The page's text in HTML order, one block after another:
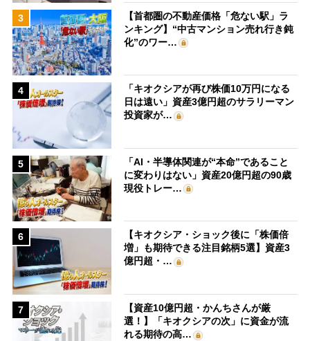
3
【首都圏の不動産価格「危ない駅」ラ
ンキング】“中古マンション売れ行き鈍
化”のワー…
4
「キオクシアが再び株価10万円になる
日は遠い」資産3億円超のサラリーマン
投資家が…
5
「AI・半導体関連が“本命”であること
に変わりはない」資産20億円超の90歳
現役トレー…
6
【キオクシア・ショック後に「株価倍
増」も期待できる注目銘柄5選】資産3
億円超・…
7
【資産10億円超・かんちさんが厳
選！】「キオクシアの次」に資金が流
れる期待の高…